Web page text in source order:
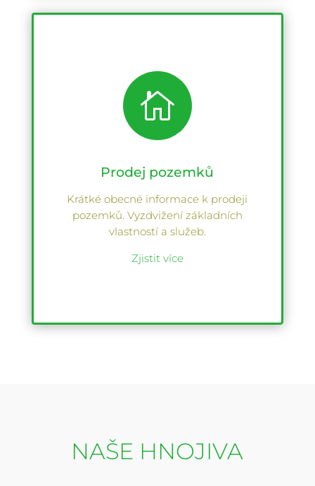

Prodej pozemků
Krátké obecné informace k prodeji
pozemků. Vyzdvižení základních
vlastností a služeb.
Zjistit více
NAŠE HNOJIVA